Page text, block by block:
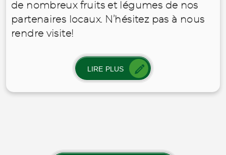
de nombreux fruits et légumes de nos
partenaires locaux. N’hésitez pas à nous
rendre visite!
LIRE PLUS